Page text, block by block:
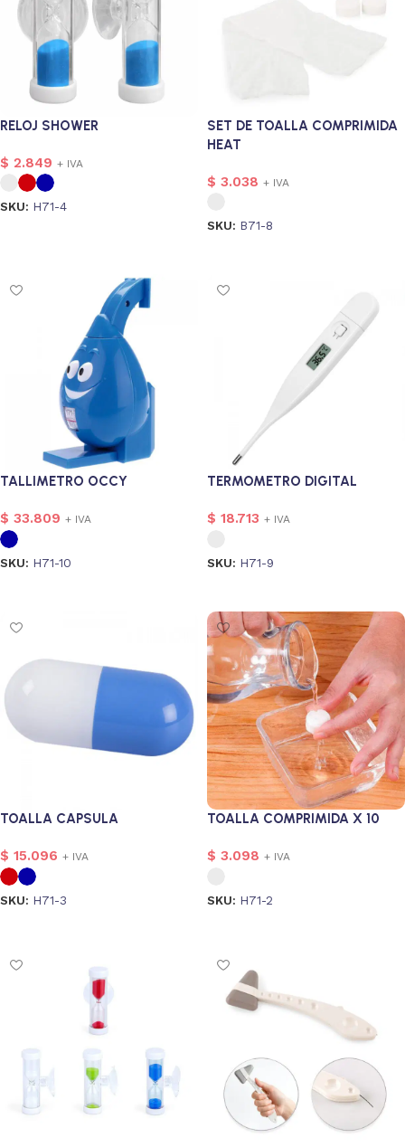
RELOJ SHOWER
$ 2.849 + IVA
SKU: H71-4
SET DE TOALLA COMPRIMIDA
HEAT
$ 3.038 + IVA
SKU: B71-8
TALLIMETRO OCCY
$ 33.809 + IVA
SKU: H71-10
TERMOMETRO DIGITAL
$ 18.713 + IVA
SKU: H71-9
TOALLA CAPSULA
$ 15.096 + IVA
SKU: H71-3
TOALLA COMPRIMIDA X 10
$ 3.098 + IVA
SKU: H71-2